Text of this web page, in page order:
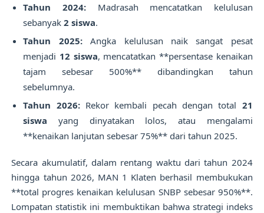
Tahun 2024: Madrasah mencatatkan kelulusan
sebanyak2 siswa.
Tahun 2025:Angka kelulusan naik sangat pesat
menjadi 12 siswa, mencatatkan **persentase kenaikan
tajam sebesar 500%** dibandingkan tahun
sebelumnya.
Tahun 2026:Rekor kembali pecah dengan total 21
siswa yang dinyatakan lolos, atau mengalami
**kenaikan lanjutan sebesar 75%** dari tahun 2025.
Secara akumulatif, dalam rentang waktu dari tahun 2024
hingga tahun 2026, MAN 1 Klaten berhasil membukukan
**total progres kenaikan kelulusan SNBP sebesar 950%**.
Lompatan statistik ini membuktikan bahwa strategi indeks